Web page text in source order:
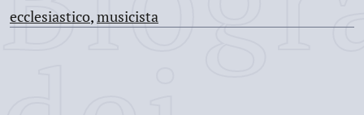
ecclesiastico,musicista